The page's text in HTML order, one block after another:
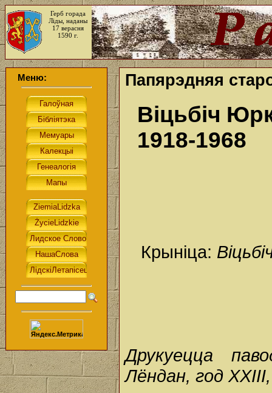
Герб горада
Ліды, наданы
17 верасня
1590 г.
Меню: Папярэдняя
Віцьбіч
1918-1968
Крыніца:
Друкуецца
Лёндан, год